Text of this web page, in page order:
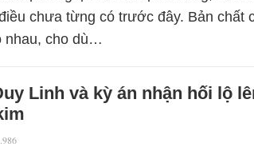
chưa từng có trước đây. Bản chất
nhau, cho dù…
Linh và kỳ án nhận hối lộ